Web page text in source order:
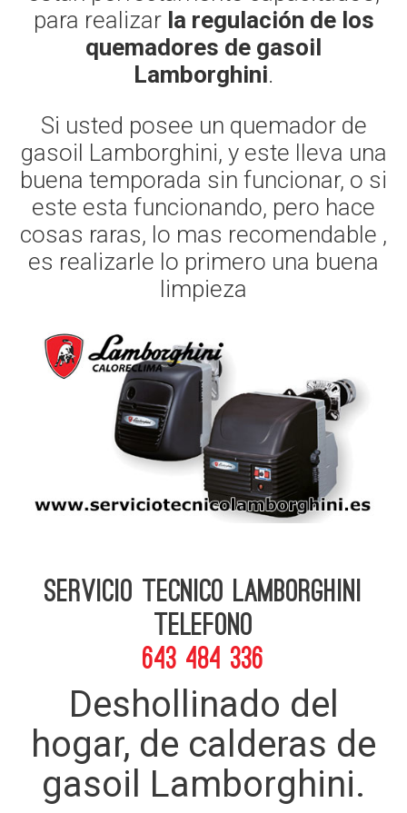
para realizar la regulación de los
quemadores de gasoil
Lamborghini.
Si usted posee un quemador de
gasoil Lamborghini, y este lleva una
buena temporada sin funcionar, o si
este esta funcionando, pero hace
cosas raras, lo mas recomendable ,
es realizarle lo primero una buena
limpieza
Servicio Tecnico Lamborghini
telefono
643 484 336
Deshollinado del
hogar, de calderas de
gasoil Lamborghini.